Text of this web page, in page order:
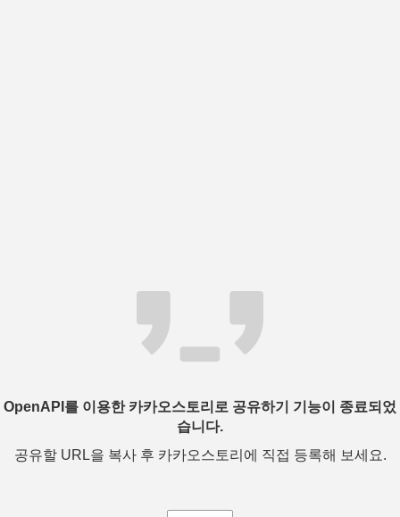
OpenAPI를 이용한 카카오스토리로 공유하기 기능이 종료되었
습니다.
공유할 URL을 복사 후 카카오스토리에 직접 등록해 보세요.